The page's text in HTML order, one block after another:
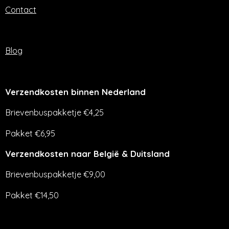
Contact
Blog
Verzendkosten binnen Nederland
Brievenbuspakketje €4,25
Pakket €6,95
Verzendkosten naar België & Duitsland
Brievenbuspakketje €9,00
Pakket €14,50